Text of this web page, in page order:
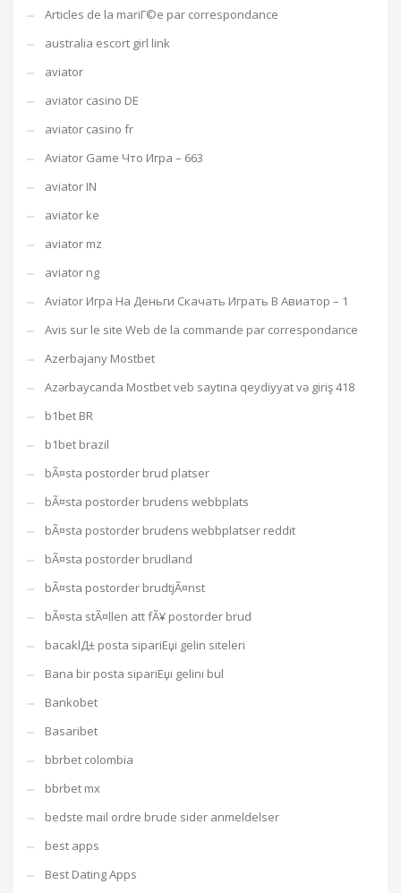
Articles de la mariГ©e par correspondance
australia escort girl link
aviator
aviator casino DE
aviator casino fr
Aviator Game Что Игра – 663
aviator IN
aviator ke
aviator mz
aviator ng
Aviator Игра На Деньги Скачать Играть В Авиатор – 1
Avis sur le site Web de la commande par correspondance
Azerbajany Mostbet
Azərbaycanda Mostbet veb saytına qeydiyyat və giriş 418
b1bet BR
b1bet brazil
bÃ¤sta postorder brud platser
bÃ¤sta postorder brudens webbplats
bÃ¤sta postorder brudens webbplatser reddit
bÃ¤sta postorder brudland
bÃ¤sta postorder brudtjÃ¤nst
bÃ¤sta stÃ¤llen att fÃ¥ postorder brud
bacaklД± posta sipariЕџi gelin siteleri
Bana bir posta sipariЕџi gelini bul
Bankobet
Basaribet
bbrbet colombia
bbrbet mx
bedste mail ordre brude sider anmeldelser
best apps
Best Dating Apps